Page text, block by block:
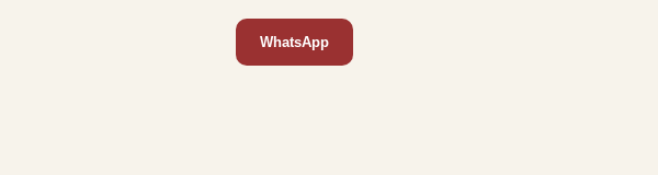
WhatsApp